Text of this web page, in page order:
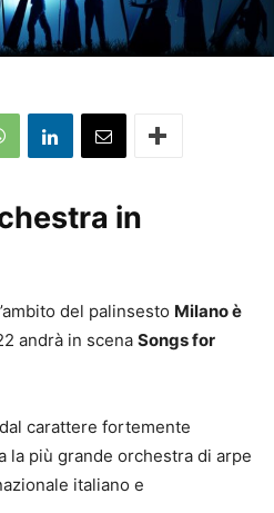
in
del palinsesto Milano è
andrà in scena Songs for
carattere fortemente
la più grande orchestra di arpe
italiano e